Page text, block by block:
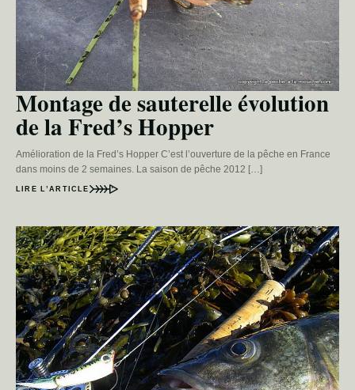
Montage de sauterelle évolution
de la Fred’s Hopper
Amélioration de la Fred’s Hopper C’est l’ouverture de la pêche en France
dans moins de 2 semaines. La saison de pêche 2012 […]
LIRE L’ARTICLE